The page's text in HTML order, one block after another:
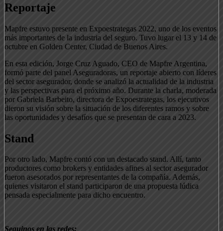
Reportaje
Mapfre estuvo presente en Expoestrategas 2022, uno de los eventos
más importantes de la industria del seguro. Tuvo lugar el 13 y 14 de
octubre en Golden Center, Ciudad de Buenos Aires.
En esta edición, Jorge Cruz Aguado, CEO de Mapfre Argentina,
formó parte del panel Aseguradoras, un reportaje abierto con líderes
del sector asegurador, donde se analizó la actualidad de la industria
y las perspectivas para el próximo año. Durante la charla, moderada
por Gabriela Barbeito, directora de Expoestrategas, los ejecutivos
dieron su visión sobre la situación de los diferentes ramos y sobre
las oportunidades y desafíos que se presentan de cara a 2023.
Stand
Por otro lado, Mapfre contó con un destacado stand. Allí, tanto
productores como brokers y entidades afines al sector asegurador
fueron asesorados por representantes de la compañía. Además,
quienes visitaron el stand participaron de una propuesta lúdica
pensada especialmente para dicho encuentro.
Seguinos en las redes: